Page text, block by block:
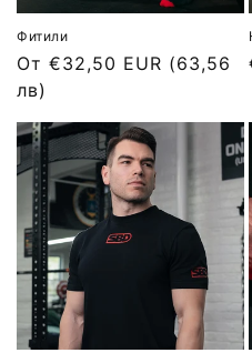
Фитили
Обичайна
цена
От €32,50 EUR (63,56
лв)